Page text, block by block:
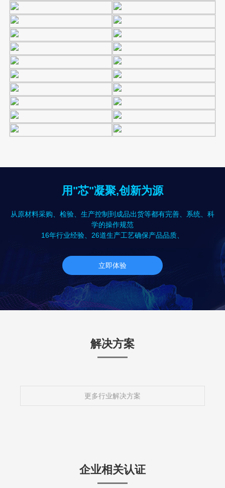
用"芯"凝聚,创新为源
从原材料采购、检验、生产控制到成品出货等都有完善、系统、科
学的操作规范
16年行业经验、26道生产工艺确保产品品质、
立即体验
解决方案
更多行业解决方案
企业相关认证